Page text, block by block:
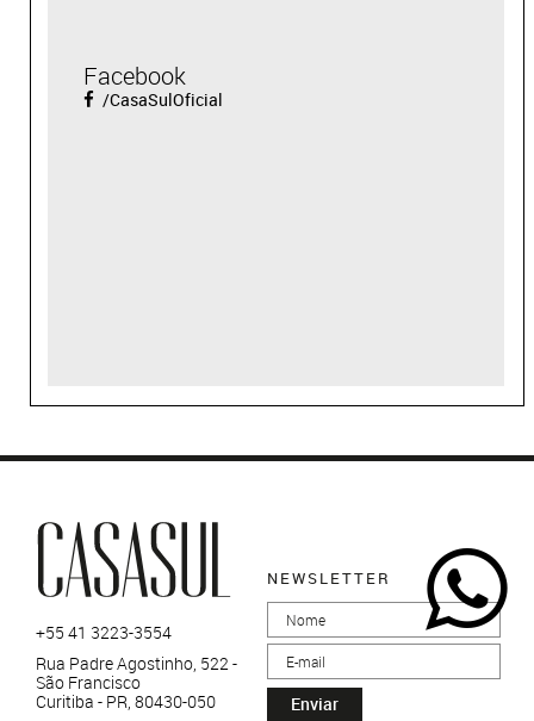
Facebook
/CasaSulOficial
+55 41 3223-3554
Rua Padre Agostinho, 522 -
São Francisco
Curitiba - PR, 80430-050
NEWSLETTER
Enviar